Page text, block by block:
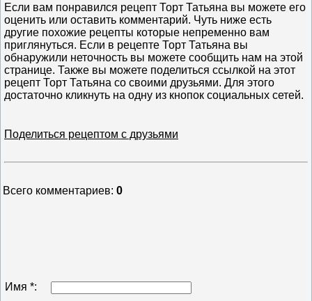
Если вам понравился рецепт Торт Татьяна вы можете его
оценить или оставить комментарий. Чуть ниже есть
другие похожие рецепты которые непременно вам
приглянуться. Если в рецепте Торт Татьяна вы
обнаружили неточность вы можете сообщить нам на этой
странице. Также вы можете поделиться ссылкой на этот
рецепт Торт Татьяна со своими друзьями. Для этого
достаточно кликнуть на одну из кнопок социальных сетей.
Поделиться рецептом с друзьями
Всего комментариев: 0
Имя *: